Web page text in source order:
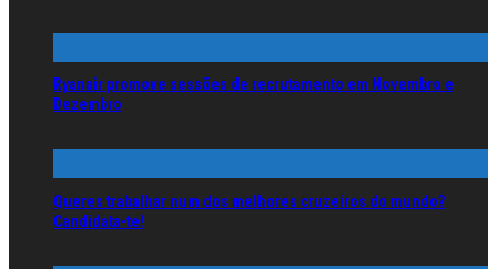
Ryanair promove sessões de recrutamento em Novembro e
Dezembro
Queres trabalhar num dos melhores cruzeiros do mundo?
Candidata-te!